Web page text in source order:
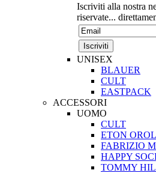
Iscriviti alla nostra
riservate...
UNISEX
BLAUER
CULT
EASTPACK
ACCESSORI
UOMO
CULT
ETON
FABRIZIO
HAPPY
TOMMY